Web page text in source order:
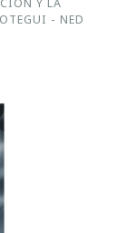
Y LA
- NED